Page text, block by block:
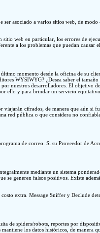
asociado a varios sitios web, de
web en particular, los errores de
a los problemas que puedan causar
momento desde la oficina de su
WYSIWYG? ¿Desea saber el
nuestros desarrolladores. El objetivo
ello y para brindar un servicio
cifrados, de manera que aún si
red pública o que considera no
de correo. Si su Proveedor de
mediante un sistema
se generen falsos positivos. Existe
extra. Message Sniffer y Declude
de spiders/robots, reportes por
los datos históricos, de manera